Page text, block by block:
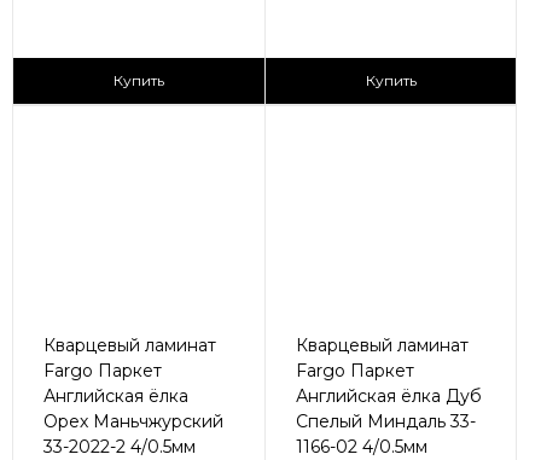
2
Купить
2
Купить
Кварцевый ламинат
Fargo Паркет
Английская ёлка
Орех Маньчжурский
33-2022-2 4/0.5мм
Кварцевый ламинат
Fargo Паркет
Английская ёлка Дуб
Спелый Миндаль 33-
1166-02 4/0.5мм